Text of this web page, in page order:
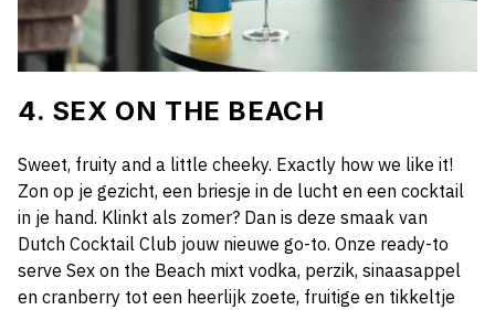
4. SEX ON THE BEACH
Sweet, fruity and a little cheeky. Exactly how we like it!
Zon op je gezicht, een briesje in de lucht en een cocktail
in je hand. Klinkt als zomer? Dan is deze smaak van
Dutch Cocktail Club jouw nieuwe go-to. Onze ready-to
serve Sex on the Beach mixt vodka, perzik, sinaasappel
en cranberry tot een heerlijk zoete, fruitige en tikkeltje